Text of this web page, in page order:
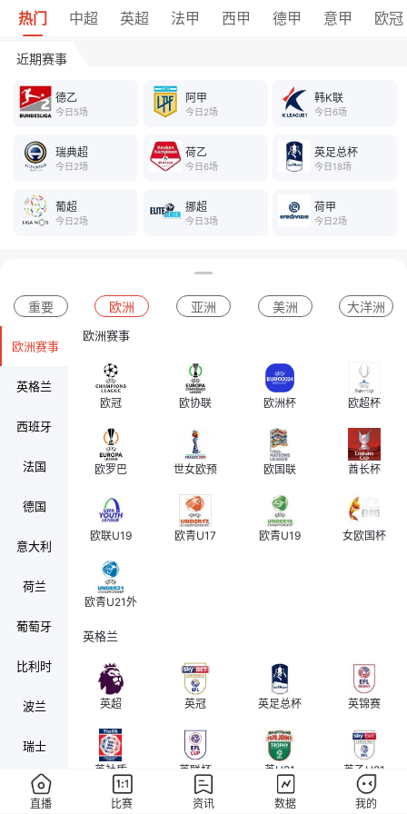
热门 中超 英超 法甲 西甲 德甲 意甲 欧冠
近期赛事
德乙
今日5场
阿甲
今日2场
韩K联
今日6场
瑞典超
今日2场
荷乙
今日6场
英足总杯
今日18场
葡超
今日2场
挪超
今日3场
荷甲
今日2场
重要 欧洲 亚洲 美洲 大洋洲
欧洲赛事
英格兰
西班牙
法国
德国
意大利
荷兰
葡萄牙
比利时
波兰
瑞士
奥地利
欧洲赛事
欧冠 欧协联 欧洲杯 欧超杯
欧罗巴 世女欧预 欧国联 酋长杯
欧联U19 欧青U17 欧青U19 女欧国杯
欧青U21外
英格兰
英超 英冠 英足总杯 英锦赛
英社盾 英联杯 英U21 英乙U21
直播 比赛 资讯 数据 我的